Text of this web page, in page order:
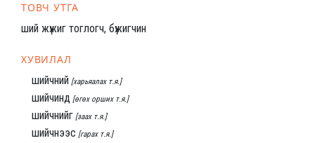
ТОВЧ УТГА
ший жүжиг тоглогч, бүжигчин
ХУВИЛАЛ
шийчний [харьяалах т.я.]
шийчинд [өгөх орших т.я.]
шийчнийг [заах т.я.]
шийчнээс [гарах т.я.]